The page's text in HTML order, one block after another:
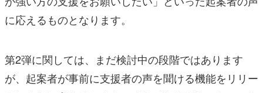
に応えるものとなります。
第2弾に関しては、まだ検討中の段階ではあります
が、起案者が事前に支援者の声を聞ける機能をリリー